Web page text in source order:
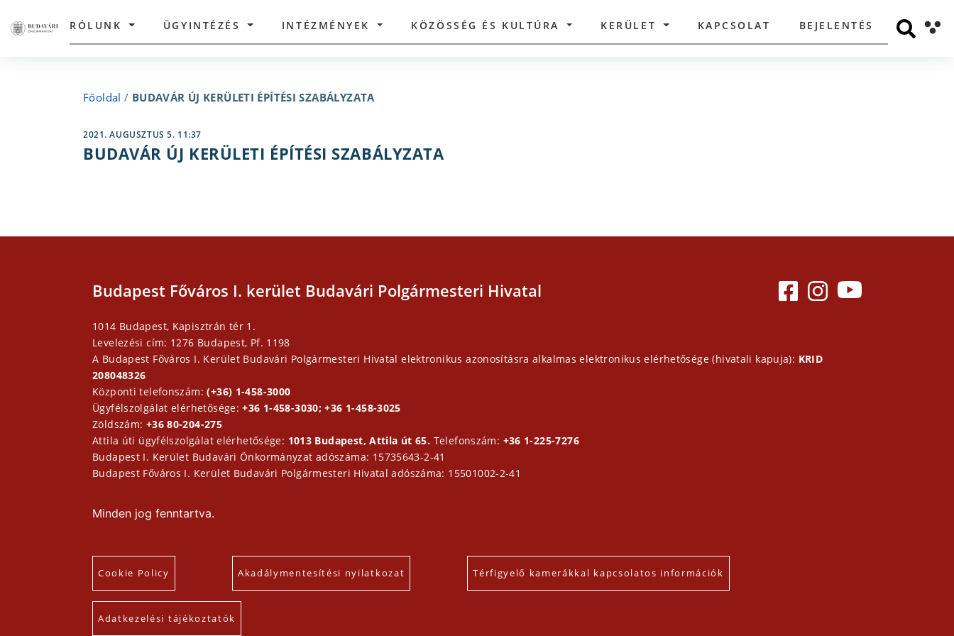
RÓLUNK ÜGYINTÉZÉS INTÉZMÉNYEK KÖZÖSSÉG ÉS KULTÚRA KERÜLET KAPCSOLAT BEJELENTÉS
Főoldal / BUDAVÁR ÚJ KERÜLETI ÉPÍTÉSI SZABÁLYZATA
2021. AUGUSZTUS 5. 11:37
BUDAVÁR ÚJ KERÜLETI ÉPÍTÉSI SZABÁLYZATA
Budapest Főváros I. kerület Budavári Polgármesteri Hivatal
1014 Budapest, Kapisztrán tér 1.
Levelezési cím: 1276 Budapest, Pf. 1198
A Budapest Főváros I. Kerület Budavári Polgármesteri Hivatal elektronikus azonosításra alkalmas elektronikus elérhetősége (hivatali kapuja): KRID
208048326
Központi telefonszám:(+36) 1-458-3000
Ügyfélszolgálat elérhetősége:+36 1-458-3030; +36 1-458-3025
Zöldszám: +36 80-204-275
Attila úti ügyfélszolgálat elérhetősége: 1013 Budapest, Attila út 65. Telefonszám: +36 1-225-7276
Budapest I. Kerület Budavári Önkormányzat adószáma: 15735643-2-41
Budapest Főváros I. Kerület Budavári Polgármesteri Hivatal adószáma: 15501002-2-41
Minden jog fenntartva.
Cookie Policy Akadálymentesítési nyilatkozat Térfigyelő kamerákkal kapcsolatos információk
Adatkezelési tájékoztatók